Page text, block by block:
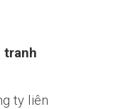
tranh
ty liên